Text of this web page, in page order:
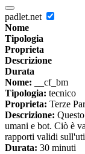
padlet.net
Nome
Tipologia
Proprieta
Descrizione
Durata
Nome: __cf_bm
Tipologia: tecnico
Proprieta: Terze
Descrizione:
umani e bot. Ciò è
rapporti validi
Durata: 30 minuti